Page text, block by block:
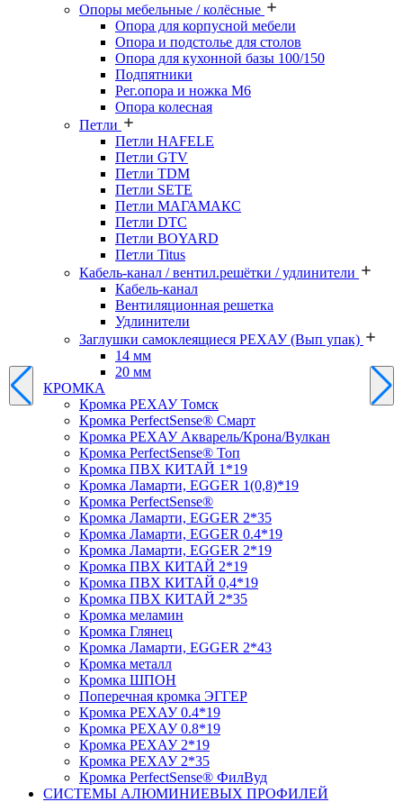
Опоры мебельные / колёсные
Опора для корпусной мебели
Опора и подстолье для столов
Опора для кухонной базы 100/150
Подпятники
Рег.опора и ножка М6
Опора колесная
Петли
Петли HAFELE
Петли GTV
Петли TDM
Петли SETE
Петли МАГАМАКС
Петли DTC
Петли BOYARD
Петли Titus
Кабель-канал / вентил.решётки / удлинители
Кабель-канал
Вентиляционная решетка
Удлинители
Заглушки самоклеящиеся РЕХАУ (Вып упак)
14 мм
20 мм
КРОМКА
Кромка PЕХАУ Томск
Кромка PerfectSense® Смарт
Кромка PЕХАУ Акварель/Крона/Вулкан
Кромка PerfectSense® Топ
Кромка ПВХ КИТАЙ 1*19
Кромка Ламарти, EGGER 1(0,8)*19
Кромка PerfectSense®
Кромка Ламарти, EGGER 2*35
Кромка Ламарти, EGGER 0.4*19
Кромка Ламарти, EGGER 2*19
Кромка ПВХ КИТАЙ 2*19
Кромка ПВХ КИТАЙ 0,4*19
Кромка ПВХ КИТАЙ 2*35
Кромка меламин
Кромка Глянец
Кромка Ламарти, EGGER 2*43
Кромка металл
Кромка ШПОН
Поперечная кромка ЭГГЕР
Кромка PЕХАУ 0.4*19
Кромка PЕХАУ 0.8*19
Кромка PЕХАУ 2*19
Кромка PЕХАУ 2*35
Кромка PerfectSense® ФилВуд
СИСТЕМЫ АЛЮМИНИЕВЫХ ПРОФИЛЕЙ